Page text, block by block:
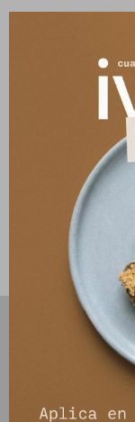
Este artículo
Otras variantes